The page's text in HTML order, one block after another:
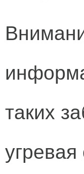
таких